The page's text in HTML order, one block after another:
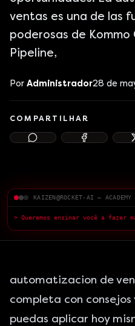
ventas es una de las
poderosas de Kommo
Pipeline,
Por Administrador28 de
COMPARTILHAR
KAIZEN@ROCKET-AI — ACADEMY
qualidade superior.
█
automatizacion de
completa con consejos
puedas aplicar hoy